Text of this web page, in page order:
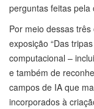
perguntas feitas pela
Por meio dessas
exposição “Das
computacional –
e também de
campos de IA que
incorporados à